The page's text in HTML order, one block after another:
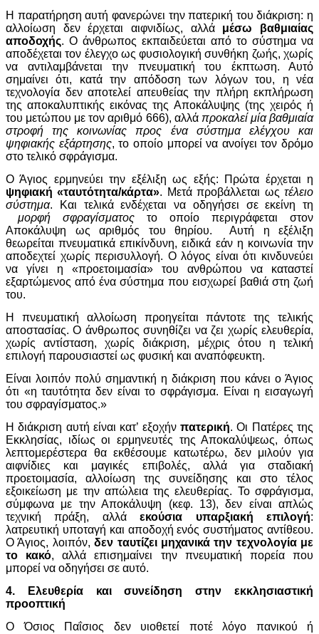
Η παρατήρηση αυτή φανερώνει την πατερική του διάκριση: η
αλλοίωση δεν έρχεται αιφνιδίως, αλλά μέσω βαθμιαίας
αποδοχής. Ο άνθρωπος εκπαιδεύεται από το σύστημα να
αποδέχεται τον έλεγχο ως φυσιολογική συνθήκη ζωής, χωρίς
να αντιλαμβάνεται την πνευματική του έκπτωση. Αυτό
σημαίνει ότι, κατά την απόδοση των λόγων του, η νέα
τεχνολογία δεν αποτελεί απευθείας την πλήρη εκπλήρωση
της αποκαλυπτικής εικόνας της Αποκάλυψης (της χειρός ή
του μετώπου με τον αριθμό 666), αλλά προκαλεί μία βαθμιαία
στροφή της κοινωνίας προς ένα σύστημα ελέγχου και
ψηφιακής εξάρτησης, το οποίο μπορεί να ανοίγει τον δρόμο
στο τελικό σφράγισμα.
Ο Άγιος ερμηνεύει την εξέλιξη ως εξής: Πρώτα έρχεται η
ψηφιακή «ταυτότητα/κάρτα». Μετά προβάλλεται ωςτέλειο
σύστημα. Και τελικά ενδέχεται να οδηγήσει σε εκείνη τη
μορφή σφραγίσματος το οποίο περιγράφεται στον
Αποκάλυψη ως αριθμός του θηρίου. Αυτή η εξέλιξη
θεωρείται πνευματικά επικίνδυνη, ειδικά εάν η κοινωνία την
αποδεχτεί χωρίς περισυλλογή. Ο λόγος είναι ότι κινδυνεύει
να γίνει η «προετοιμασία» του ανθρώπου να καταστεί
εξαρτώμενος από ένα σύστημα που εισχωρεί βαθιά στη ζωή
του.
Η πνευματική αλλοίωση προηγείται πάντοτε της τελικής
αποστασίας. Ο άνθρωπος συνηθίζει να ζει χωρίς ελευθερία,
χωρίς αντίσταση, χωρίς διάκριση, μέχρις ότου η τελική
επιλογή παρουσιαστεί ως φυσική και αναπόφευκτη.
Είναι λοιπόν πολύ σημαντική η διάκριση που κάνει ο Άγιος
ότι «η ταυτότητα δεν είναι το σφράγισμα. Είναι η εισαγωγή
του σφραγίσματος.»
Η διάκριση αυτή είναι κατ’ εξοχήν πατερική. Οι Πατέρες της
Εκκλησίας, ιδίως οι ερμηνευτές της Αποκαλύψεως, όπως
λεπτομερέστερα θα εκθέσουμε κατωτέρω, δεν μιλούν για
αιφνίδιες και μαγικές επιβολές, αλλά για σταδιακή
προετοιμασία, αλλοίωση της συνείδησης και στο τέλος
εξοικείωση με την απώλεια της ελευθερίας. Το σφράγισμα,
σύμφωνα με την Αποκάλυψη (κεφ. 13), δεν είναι απλώς
τεχνική πράξη, αλλάεκούσια υπαρξιακή επιλογή:
λατρευτική υποταγή και αποδοχή ενός συστήματος αντίθεου.
Ο Άγιος, λοιπόν,δεν ταυτίζει μηχανικά την τεχνολογία με
το κακό, αλλά επισημαίνει την πνευματική πορεία που
μπορεί να οδηγήσει σε αυτό.
4. Ελευθερία και συνείδηση στην εκκλησιαστική
προοπτική
Ο Όσιος Παΐσιος δεν υιοθετεί ποτέ λόγο πανικού ή